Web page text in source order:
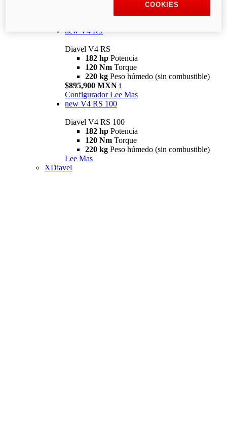
new V4 RS
Diavel V4 RS
182 hp Potencia
120 Nm Torque
220 kg Peso húmedo (sin combustible)
$895,900 MXN i
Configurador Lee Mas
new V4 RS 100
Diavel V4 RS 100
182 hp Potencia
120 Nm Torque
220 kg Peso húmedo (sin combustible)
Lee Mas
XDiavel
COOKIES